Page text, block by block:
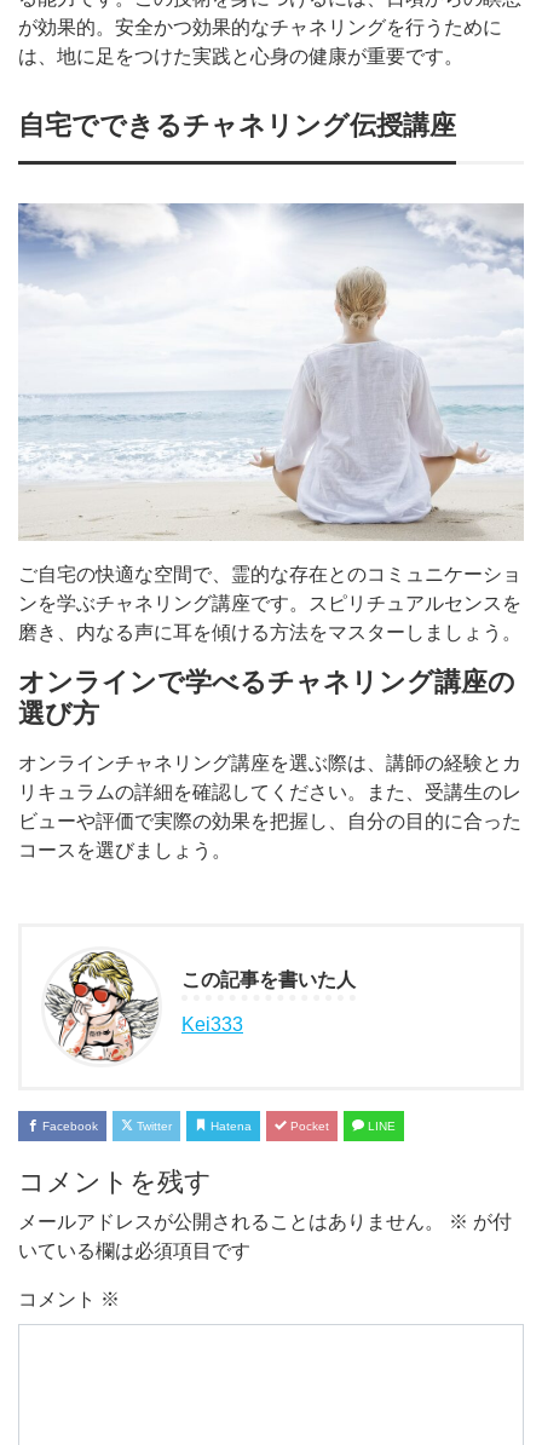
が効果的。安全かつ効果的なチャネリングを行うために
は、地に足をつけた実践と心身の健康が重要です。
自宅でできるチャネリング伝授講座
ご自宅の快適な空間で、霊的な存在とのコミュニケーショ
ンを学ぶチャネリング講座です。スピリチュアルセンスを
磨き、内なる声に耳を傾ける方法をマスターしましょう。
オンラインで学べるチャネリング講座の
選び方
オンラインチャネリング講座を選ぶ際は、講師の経験とカ
リキュラムの詳細を確認してください。また、受講生のレ
ビューや評価で実際の効果を把握し、自分の目的に合った
コースを選びましょう。
この記事を書いた人
Kei333
Facebook Twitter Hatena Pocket LINE
コメントを残す
メールアドレスが公開されることはありません。 ※ が付
いている欄は必須項目です
コメント ※